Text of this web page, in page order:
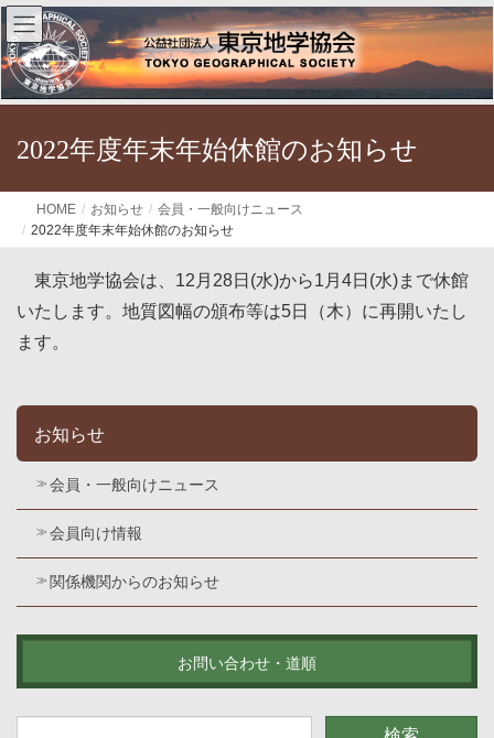
2022年度年末年始休館のお知らせ
HOME お知らせ
会員・一般向けニュース
2022年度年末年始休館のお知らせ
東京地学協会は、12月28日(水)から1月4日(水)まで休館
いたします。地質図幅の頒布等は5日（木）に再開いたし
ます。
お知らせ
会員・一般向けニュース
会員向け情報
関係機関からのお知らせ
お問い合わせ・道順